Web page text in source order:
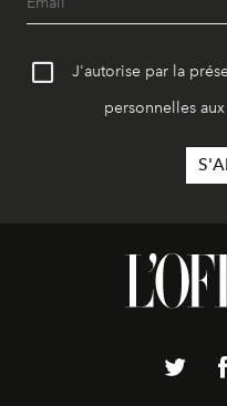
J'autorise par la
personnelles